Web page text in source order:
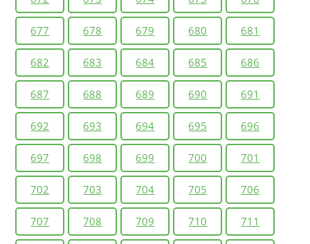
677 678 679 680 681
682 683 684 685 686
687 688 689 690 691
692 693 694 695 696
697 698 699 700 701
702 703 704 705 706
707 708 709 710 711